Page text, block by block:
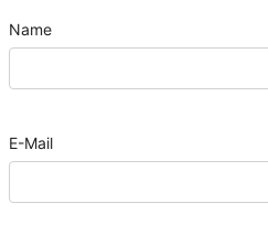
Name
E-Mail